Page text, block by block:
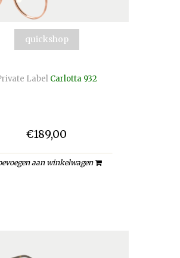
quickshop
Label Carlotta 932
€189,00
aan winkelwagen